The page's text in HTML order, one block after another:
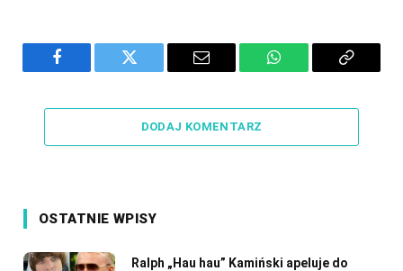
Facebook Twitter Email WhatsAppCopy
DODAJ KOMENTARZ
OSTATNIE WPISY
Ralph „Hau hau” Kamiński apeluje do